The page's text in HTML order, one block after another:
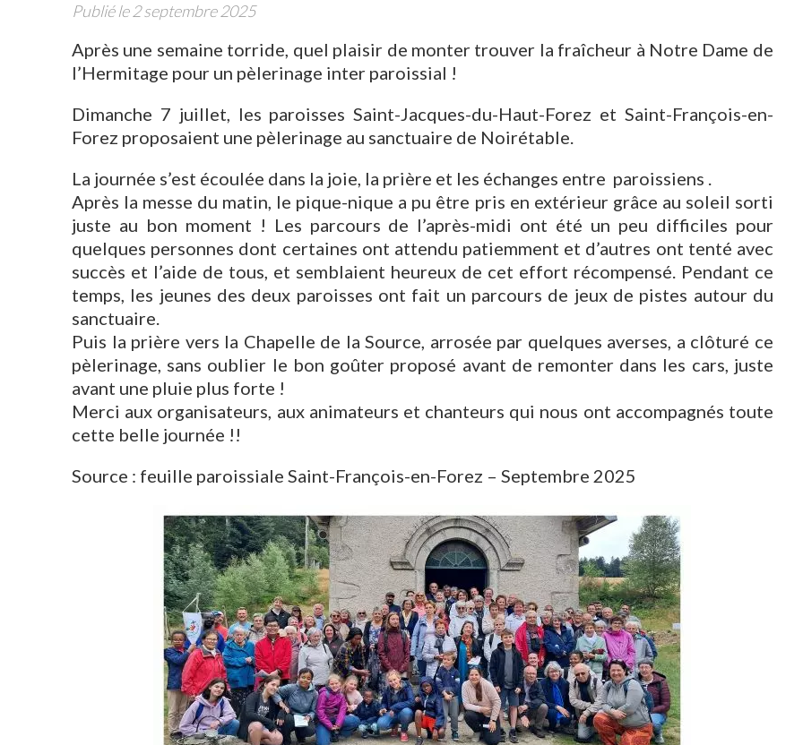
Publié le 2 septembre 2025
Après une semaine torride, quel plaisir de monter trouver la fraîcheur à Notre Dame de
l’Hermitage pour un pèlerinage inter paroissial !
Dimanche 7 juillet, les paroisses Saint-Jacques-du-Haut-Forez et Saint-François-en-
Forez proposaient une pèlerinage au sanctuaire de Noirétable.
La journée s’est écoulée dans la joie, la prière et les échanges entre paroissiens .
Après la messe du matin, le pique-nique a pu être pris en extérieur grâce au soleil sorti
juste au bon moment ! Les parcours de l’après-midi ont été un peu difficiles pour
quelques personnes dont certaines ont attendu patiemment et d’autres ont tenté avec
succès et l’aide de tous, et semblaient heureux de cet effort récompensé. Pendant ce
temps, les jeunes des deux paroisses ont fait un parcours de jeux de pistes autour du
sanctuaire.
Puis la prière vers la Chapelle de la Source, arrosée par quelques averses, a clôturé ce
pèlerinage, sans oublier le bon goûter proposé avant de remonter dans les cars, juste
avant une pluie plus forte !
Merci aux organisateurs, aux animateurs et chanteurs qui nous ont accompagnés toute
cette belle journée !!
Source : feuille paroissiale Saint-François-en-Forez – Septembre 2025